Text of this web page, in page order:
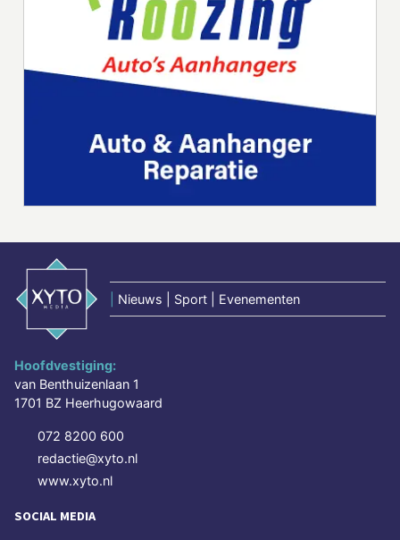
Nieuws | Sport | Evenementen
Hoofdvestiging:
van Benthuizenlaan 1
1701 BZ Heerhugowaard
072 8200 600
redactie@xyto.nl
www.xyto.nl
SOCIAL MEDIA